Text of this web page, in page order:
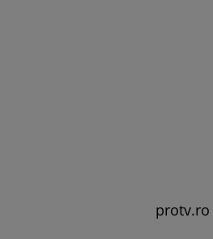
protv.ro